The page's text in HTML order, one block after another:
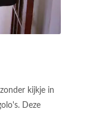
kijkje in
Deze